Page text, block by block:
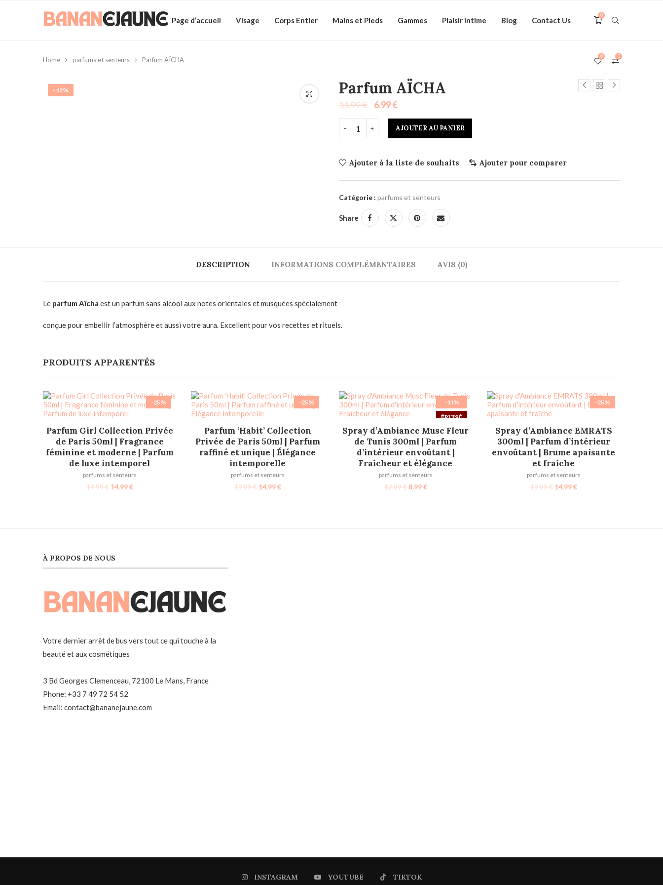
Page d’accueil Visage Corps Entier Mains et Pieds Gammes Plaisir Intime Blog Contact Us
0
0
0
Home parfums et senteurs Parfum AÏCHA
-42% Parfum AÏCHA
11.99€ 6.99€
AJOUTER AU PANIER
Ajouter à la liste de souhaits Ajouter pour comparer
Catégorie : parfums et senteurs
Share
DESCRIPTION INFORMATIONS COMPLÉMENTAIRES AVIS (0)
Le parfum Aïcha est un parfum sans alcool aux notes orientales et musquées spécialement
conçue pour embellir l’atmosphère et aussi votre aura. Excellent pour vos recettes et rituels.
PRODUITS APPARENTÉS
-25%
AJOUTER AU PANIER
Parfum Girl Collection Privée
de Paris 50ml | Fragrance
féminine et moderne | Parfum
de luxe intemporel
parfums et senteurs
19.99€ 14.99€
-25%
AJOUTER AU PANIER
Parfum ‘Habit’ Collection
Privée de Paris 50ml | Parfum
raffiné et unique | Élégance
intemporelle
parfums et senteurs
19.99€ 14.99€
-31%
ÉPUISÉ
LIRE LA SUITE
Spray d’Ambiance Musc Fleur
de Tunis 300ml | Parfum
d’intérieur envoûtant |
Fraîcheur et élégance
parfums et senteurs
12.99€ 8.99€
-25%
AJOUTER AU PANIER
Spray d’Ambiance EMRATS
300ml | Parfum d’intérieur
envoûtant | Brume apaisante
et fraîche
parfums et senteurs
19.99€ 14.99€
À PROPOS DE NOUS
Votre dernier arrêt de bus vers tout ce qui touche à la
beauté et aux cosmétiques
3 Bd Georges Clemenceau, 72100 Le Mans, France
Phone: +33 7 49 72 54 52
Email: contact@bananejaune.com
INSTAGRAM YOUTUBE TIKTOK